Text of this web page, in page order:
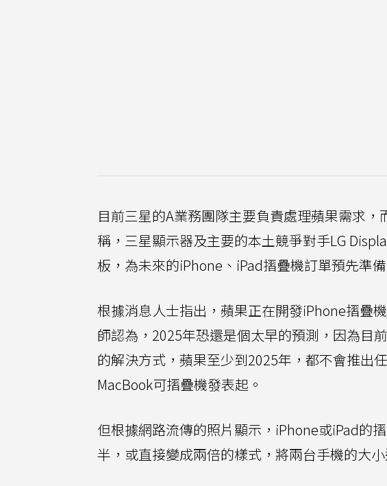
目前三星的A業務團隊主要負責處理蘋果需求，
稱，三星顯示器及主要的本土競爭對手LG
板，為未來的iPhone、iPad摺疊機訂單預先準備
根據消息人士指出，蘋果正在開發iPhone摺疊
師認為，2025年恐還是個太早的預測，因為目
的解決方式，蘋果至少到2025年，都不會推出
MacBook可摺疊機發表起。
但根據網路流傳的照片顯示，iPhone或iPad的
半，或直接變成兩倍的樣式，將兩台手機的大